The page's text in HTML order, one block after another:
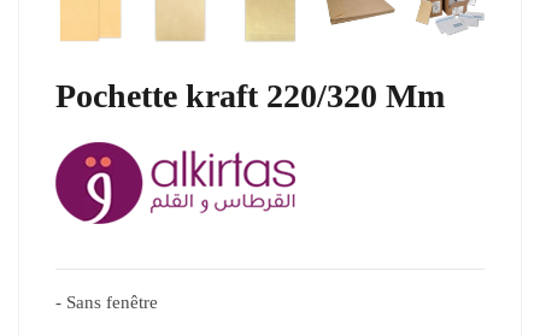
Pochette kraft 220/320 Mm
- Sans fenêtre